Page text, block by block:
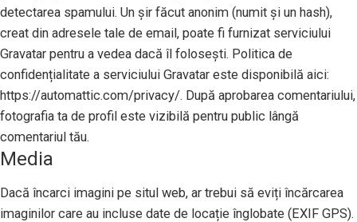
detectarea spamului. Un șir făcut anonim (numit și un hash),
creat din adresele tale de email, poate fi furnizat serviciului
Gravatar pentru a vedea dacă îl folosești. Politica de
confidențialitate a serviciului Gravatar este disponibilă aici:
https://automattic.com/privacy/. După aprobarea comentariului,
fotografia ta de profil este vizibilă pentru public lângă
comentariul tău.
Media
Dacă încarci imagini pe situl web, ar trebui să eviți încărcarea
imaginilor care au incluse date de locație înglobate (EXIF GPS).